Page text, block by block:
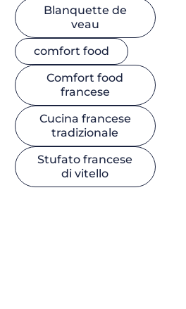
Blanquette de
veau
comfort food
Comfort food
francese
Cucina francese
tradizionale
Stufato francese
di vitello